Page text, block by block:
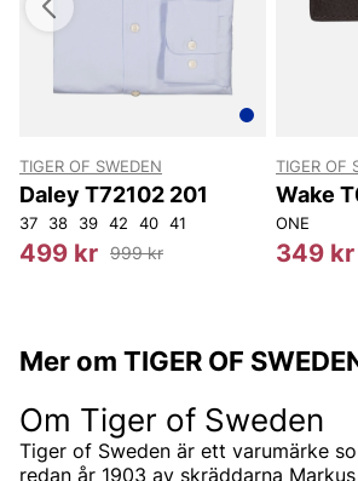
TIGER OF SWEDEN
Daley T72102 201
37 38 39 42 40 41
499 kr 999 kr
TIGER OF
Wake
ONE
349 kr
Mer om TIGER OF
Om Tiger of Sweden
Tiger of Sweden är ett varumärke
redan år 1903 av skräddarna